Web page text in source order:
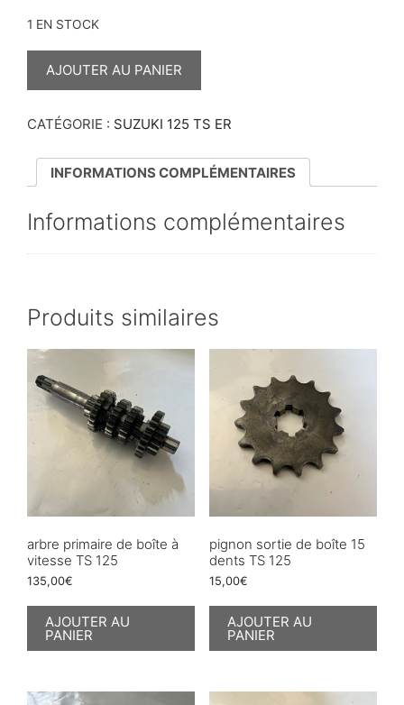
1 EN STOCK
QUANTITÉ
FREIN
125
AJOUTER AU PANIER
CATÉGORIE : SUZUKI 125 TS ER
INFORMATIONS COMPLÉMENTAIRES
Informations complémentaires
Produits similaires
arbre primaire de boîte à
vitesse TS 125
135,00€
AJOUTER AU
PANIER
pignon sortie de boîte 15
dents TS 125
15,00€
AJOUTER AU
PANIER